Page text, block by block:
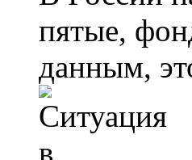
пятые,
данным,